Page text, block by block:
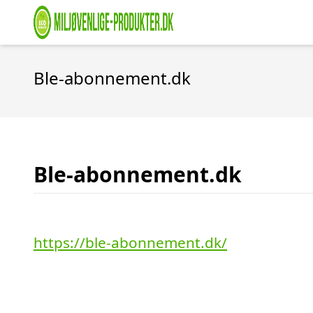
Ble-abonnement.dk
Ble-abonnement.dk
https://ble-abonnement.dk/